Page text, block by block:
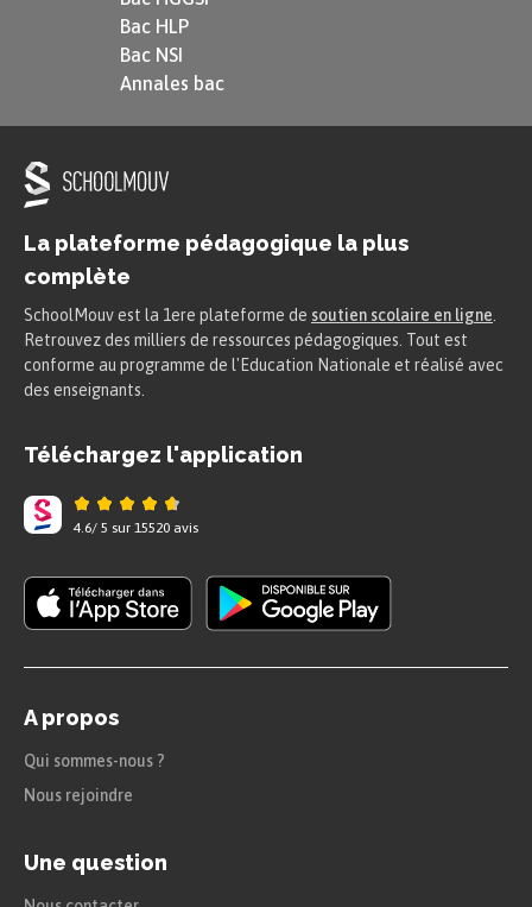
Auguste s’adressant à lui-même :
Rentre en toi-même, Octave, et cesse de te
épargné ! »
Acte IV, scène 2
« ÉMILIE
La gloire et le plaisir, la honte et les tourments,
« AUGUSTE
Je suis maître de moi comme de l’univers »
Acte V, scène 3
Ma haine va mourir, que j’ai crue immortelle. »
Bac HLP
Bac NSI
Annales bac
La plateforme pédagogique la plus
complète
SchoolMouv est la 1ere plateforme de soutien scolaire en ligne
Retrouvez des milliers de ressources pédagogiques. Tout est
conforme au programme de l'Education Nationale et réalisé avec
des enseignants.
Téléchargez l'application
4.6/ 5 sur 15520 avis
A propos
Qui sommes-nous ?
Nous rejoindre
Une question